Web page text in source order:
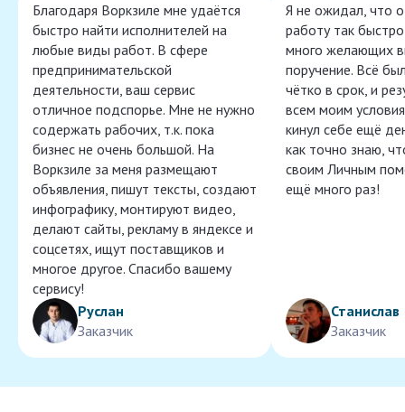
Благодаря Воркзиле мне удаётся
быстро найти исполнителей на
любые виды работ. В сфере
предпринимательской
деятельности, ваш сервис
отличное подспорье. Мне не нужно
содержать рабочих, т.к. пока
бизнес не очень большой. На
Воркзиле за меня размещают
объявления, пишут тексты, создают
инфографику, монтируют видео,
делают сайты, рекламу в яндексе и
соцсетях, ищут поставщиков и
многое другое. Спасибо вашему
сервису!
Руслан
Заказчик
Я не ожидал, что
работу так
много желающих
поручение. Всё
чётко в срок, и
всем моим
кинул себе ещё
как точно знаю,
своим Личным
ещё много раз!
Станислав
Заказчик